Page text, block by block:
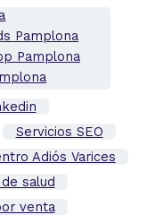
Pamplona
Pamplona
Servicios SEO
Adiós Varices
salud
venta